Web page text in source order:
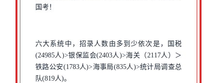
国考！
六大系统中，招录人数由多到少依次是，国税
(24985人)>银保监会(2403人)>海关（2117人）＞
铁路公安(1783人)>海事局(835人)>统计局调查总
队(819人)。